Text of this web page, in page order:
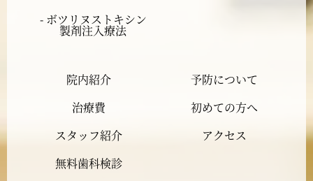
2023年11月
- ボツリヌストキシン
製剤注入療法
院内紹介
予防について
治療費
初めての方へ
スタッフ紹介
アクセス
無料歯科検診